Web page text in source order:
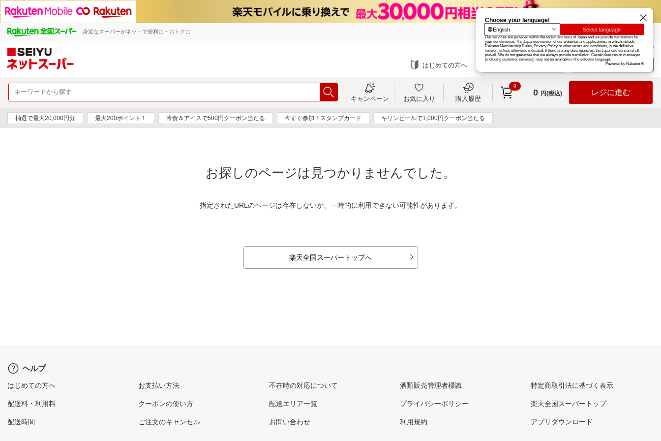
身近なスーパーがネットで便利に・おトクに 楽天グループ カード
お知らせ ヘルプ
はじめての方へ ログイン
キャンペーン お気に入り 購入履歴
0
0 円(税込) レジに進む
抽選で最大20,000円分 最大200ポイント！ 冷食＆アイスで500円クーポン当たる 今すぐ参加！スタンプカード キリンビールで1,000円クーポン当たる
お探しのページは見つかりませんでした。
指定されたURLのページは存在しないか、一時的に利用できない可能性があります。
楽天全国スーパートップへ
ヘルプ
はじめての方へ
配送料・利用料
配送時間
お支払い方法
クーポンの使い方
ご注文のキャンセル
不在時の対応について
配送エリア一覧
お問い合わせ
酒類販売管理者標識
プライバシーポリシー
利用規約
特定商取引法に基づく表示
楽天全国スーパートップ
アプリダウンロード